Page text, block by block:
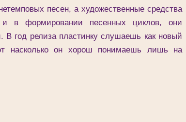
песен, а художественные средства
и в формировании песенных циклов, они
В год релиза пластинку слушаешь как новый
насколько он хорош понимаешь лишь на